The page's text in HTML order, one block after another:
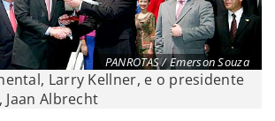
PANROTAS / Emerson Souza
Larry Kellner, e o presidente
Jaan Albrecht